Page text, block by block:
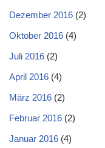
Dezember 2016 (2)
Oktober 2016 (4)
Juli 2016 (2)
April 2016 (4)
März 2016 (2)
Februar 2016 (2)
Januar 2016 (4)